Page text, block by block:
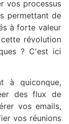
vos processus
permettant de
à forte valeur
révolution
? C'est ici
à quiconque,
des flux de
vos emails,
vos réunions